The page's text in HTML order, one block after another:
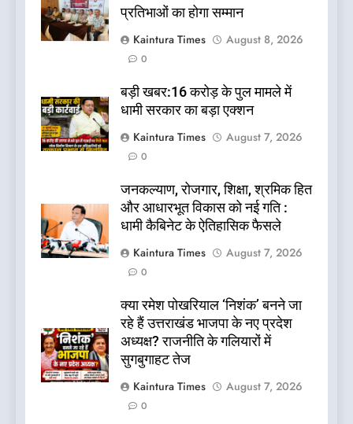
प्रतिभाओं का होगा सम्मान
Kaintura Times
August 8, 2026
0
बड़ी खबर:16 करोड़ के पुल मामले में
धामी सरकार का बड़ा एक्शन
Kaintura Times
August 7, 2026
0
जनकल्याण, रोजगार, शिक्षा, श्रमिक हित
और आधारभूत विकास को नई गति :
धामी कैबिनेट के ऐतिहासिक फैसले
Kaintura Times
August 7, 2026
0
क्या रमेश पोखरियाल ‘निशंक’ बनने जा
रहे हैं उत्तराखंड भाजपा के नए प्रदेश
अध्यक्ष? राजनीति के गलियारों में
सुगबुगाहट तेज
Kaintura Times
August 7, 2026
0